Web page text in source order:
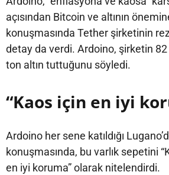
açısından Bitcoin ve altının
konuşmasında Tether şirketinin
detay da verdi. Ardoino, şirketin
ton altın tuttuğunu söyledi.
“Kaos için en iyi
Ardoino her sene katıldığı
konuşmasında, bu varlık sepetini
en iyi koruma” olarak nitelendirdi.